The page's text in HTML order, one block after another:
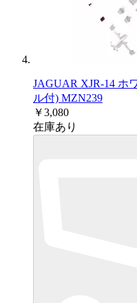
JAGUAR XJR-14 ホ
ル付) MZN239
￥3,080
在庫あり